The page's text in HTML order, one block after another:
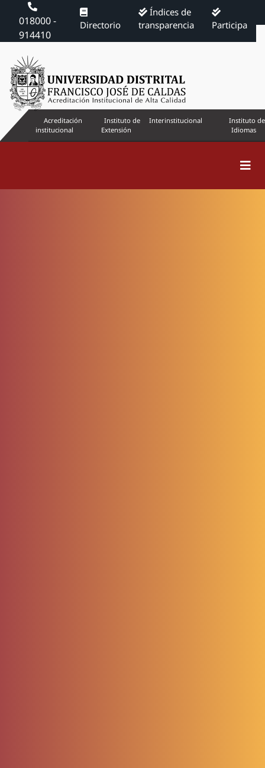
018000 -
914410
Directorio
Índices de
transparencia
Participa
Acreditación
institucional
Instituto de
Extensión
Interinstitucional
Instituto de
Idiomas